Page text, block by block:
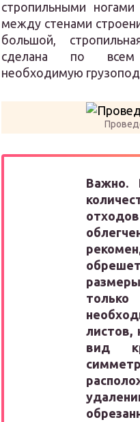
стропильными
между стенами
большой,
сделана по всем
необходимую
Важно.
листов,
вид